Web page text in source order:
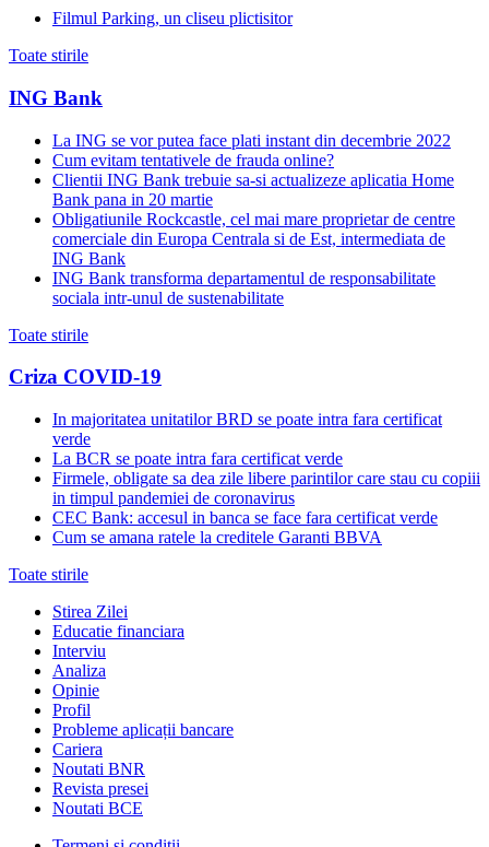
Filmul Parking, un cliseu plictisitor
Toate stirile
ING Bank
La ING se vor putea face plati instant din decembrie 2022
Cum evitam tentativele de frauda online?
Clientii ING Bank trebuie sa-si actualizeze aplicatia Home
Bank pana in 20 martie
Obligatiunile Rockcastle, cel mai mare proprietar de centre
comerciale din Europa Centrala si de Est, intermediata de
ING Bank
ING Bank transforma departamentul de responsabilitate
sociala intr-unul de sustenabilitate
Toate stirile
Criza COVID-19
In majoritatea unitatilor BRD se poate intra fara certificat
verde
La BCR se poate intra fara certificat verde
Firmele, obligate sa dea zile libere parintilor care stau cu copiii
in timpul pandemiei de coronavirus
CEC Bank: accesul in banca se face fara certificat verde
Cum se amana ratele la creditele Garanti BBVA
Toate stirile
Stirea Zilei
Educatie financiara
Interviu
Analiza
Opinie
Profil
Probleme aplicații bancare
Cariera
Noutati BNR
Revista presei
Noutati BCE